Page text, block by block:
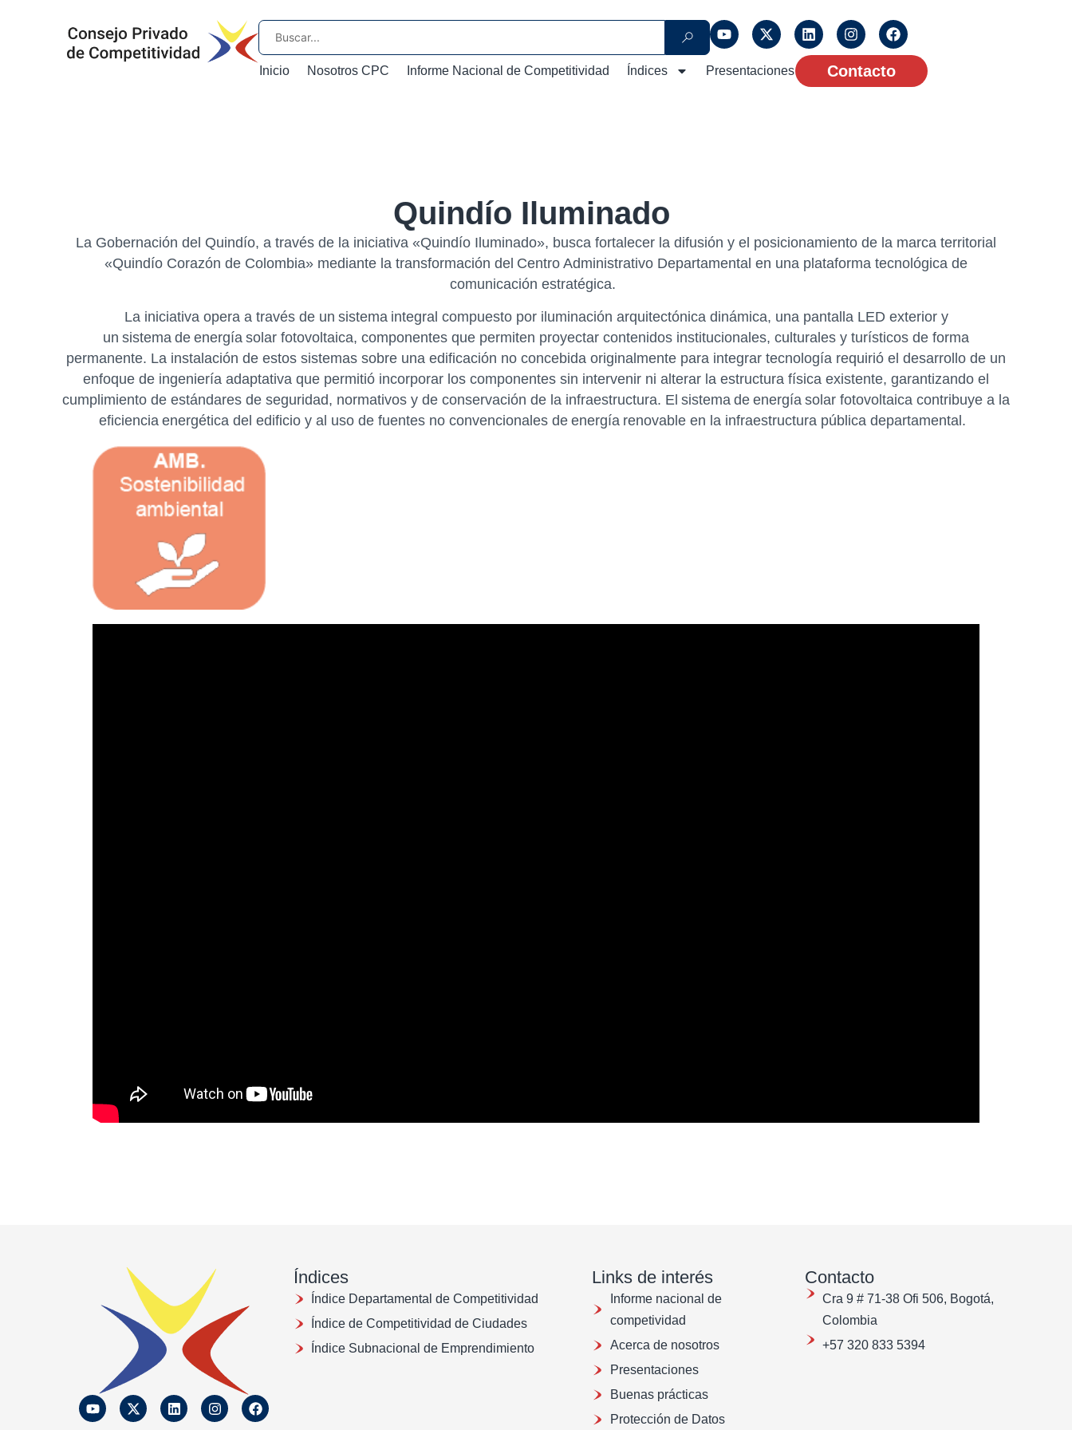
Inicio Nosotros CPC Informe Nacional de Competitividad Índices Presentaciones Contacto
Quindío Iluminado
La Gobernación del Quindío, a través de la iniciativa «Quindío Iluminado», busca fortalecer la difusión y el posicionamiento de la marca territorial
«Quindío Corazón de Colombia» mediante la transformación del Centro Administrativo Departamental en una plataforma tecnológica de
comunicación estratégica.
La iniciativa opera a través de un sistema integral compuesto por iluminación arquitectónica dinámica, una pantalla LED exterior y
un sistema de energía solar fotovoltaica, componentes que permiten proyectar contenidos institucionales, culturales y turísticos de forma
permanente. La instalación de estos sistemas sobre una edificación no concebida originalmente para integrar tecnología requirió el desarrollo de un
enfoque de ingeniería adaptativa que permitió incorporar los componentes sin intervenir ni alterar la estructura física existente, garantizando el
cumplimiento de estándares de seguridad, normativos y de conservación de la infraestructura. El sistema de energía solar fotovoltaica contribuye a la
eficiencia energética del edificio y al uso de fuentes no convencionales de energía renovable en la infraestructura pública departamental.
Índices
Índice Departamental de Competitividad
Índice de Competitividad de Ciudades
Índice Subnacional de Emprendimiento
Links de interés
Informe nacional de
competividad
Acerca de nosotros
Presentaciones
Buenas prácticas
Protección de Datos
Contacto
Cra 9 # 71-38 Ofi 506, Bogotá,
Colombia
+57 320 833 5394